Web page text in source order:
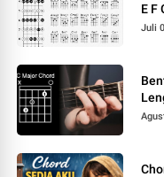
E F
Juli
Bentuk